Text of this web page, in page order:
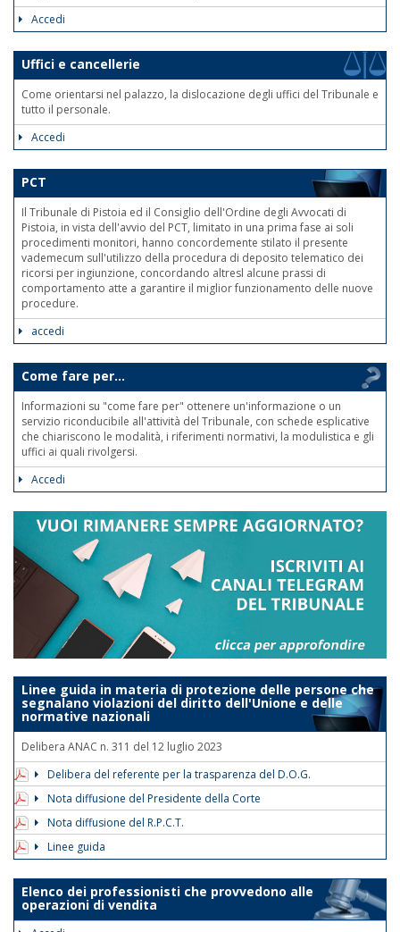
Accedi
Uffici e cancellerie
Come orientarsi nel palazzo, la dislocazione degli uffici del Tribunale e
tutto il personale.
Accedi
PCT
Il Tribunale di Pistoia ed il Consiglio dell'Ordine degli Avvocati di
Pistoia, in vista dell'avvio del PCT, limitato in una prima fase ai soli
procedimenti monitori, hanno concordemente stilato il presente
vademecum sull'utilizzo della procedura di deposito telematico dei
ricorsi per ingiunzione, concordando altresl alcune prassi di
comportamento atte a garantire il miglior funzionamento delle nuove
procedure.
accedi
Come fare per...
Informazioni su "come fare per" ottenere un'informazione o un
servizio riconducibile all'attività del Tribunale, con schede esplicative
che chiariscono le modalità, i riferimenti normativi, la modulistica e gli
uffici ai quali rivolgersi.
Accedi
Linee guida in materia di protezione delle persone che
segnalano violazioni del diritto dell'Unione e delle
normative nazionali
Delibera ANAC n. 311 del 12 luglio 2023
Delibera del referente per la trasparenza del D.O.G.
Nota diffusione del Presidente della Corte
Nota diffusione del R.P.C.T.
Linee guida
Elenco dei professionisti che provvedono alle
operazioni di vendita